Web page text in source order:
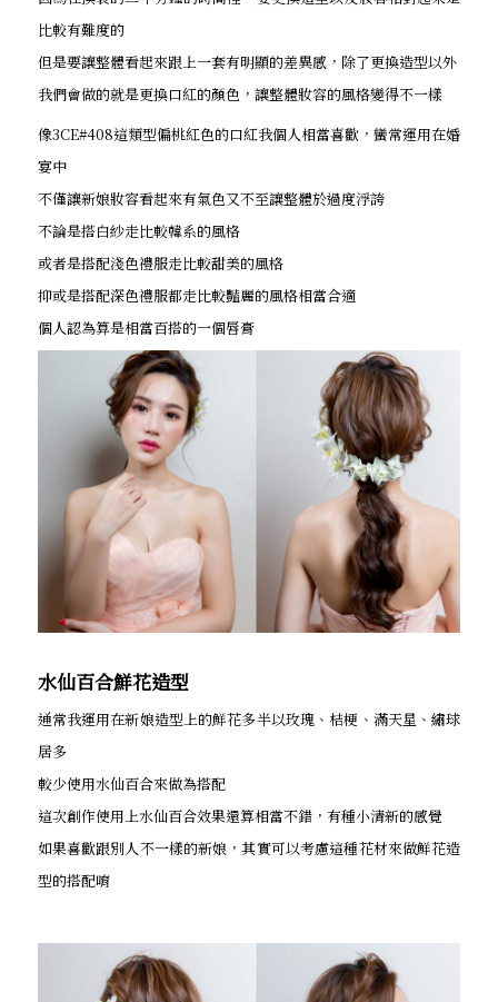
比較有難度的
但是要讓整體看起來跟上一套有明顯的差異感，除了更換造型以外
我們會做的就是更換口紅的顏色，讓整體妝容的風格變得不一樣
像3CE#408這類型偏桃紅色的口紅我個人相當喜歡，蠻常運用在婚
宴中
不僅讓新娘妝容看起來有氣色又不至讓整體於過度浮誇
不論是搭白紗走比較韓系的風格
或者是搭配淺色禮服走比較甜美的風格
抑或是搭配深色禮服都走比較豔麗的風格相當合適
個人認為算是相當百搭的一個唇膏
水仙百合鮮花造型
通常我運用在新娘造型上的鮮花多半以玫瑰、桔梗、滿天星、繡球
居多
較少使用水仙百合來做為搭配
這次創作使用上水仙百合效果還算相當不錯，有種小清新的感覺
如果喜歡跟別人不一樣的新娘，其實可以考慮這種花材來做鮮花造
型的搭配唷